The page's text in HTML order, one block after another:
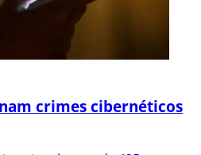
crimes cibernéticos